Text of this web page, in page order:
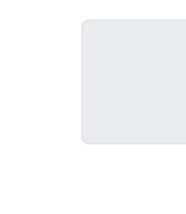
Sortare după serie